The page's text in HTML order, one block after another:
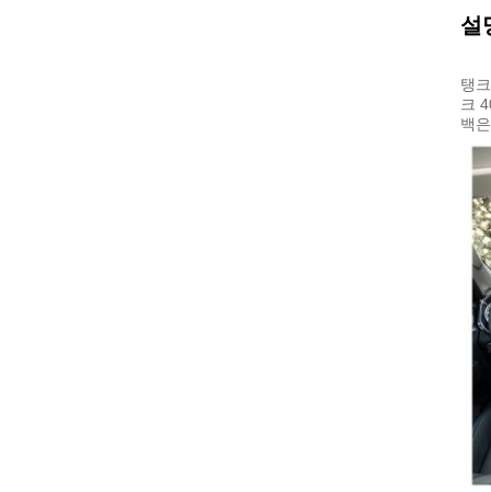
설
탱
크
백